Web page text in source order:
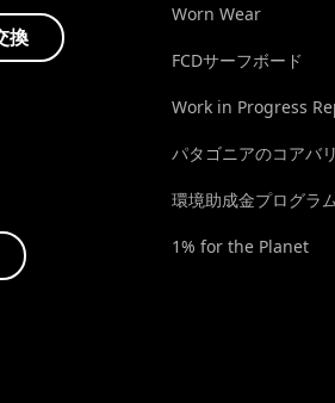
換
Worn Wear
FCDサーフボード
Work in Progress
パタゴニアのコアバ
環境助成金プログラム
1% for the Planet